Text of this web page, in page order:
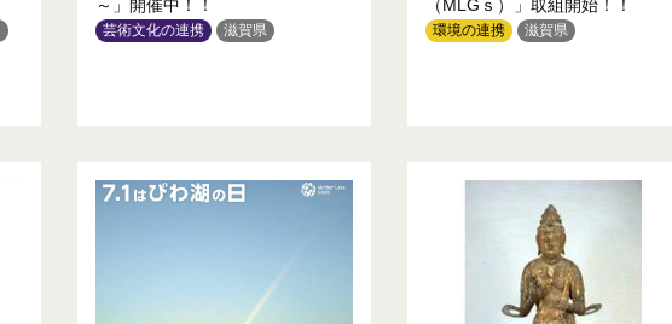
～」開催中！！
芸術文化の連携 滋賀県
（MLGｓ）」取組開始！！
環境の連携 滋賀県